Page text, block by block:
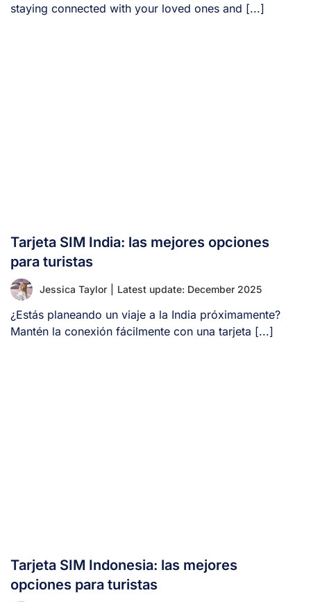
staying connected with your loved ones and [...]
Tarjeta SIM India: las mejores opciones
para turistas
Jessica Taylor Latest update: December 2025
¿Estás planeando un viaje a la India próximamente?
Mantén la conexión fácilmente con una tarjeta [...]
Tarjeta SIM Indonesia: las mejores
opciones para turistas